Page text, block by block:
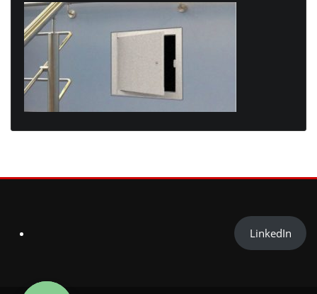
LinkedIn